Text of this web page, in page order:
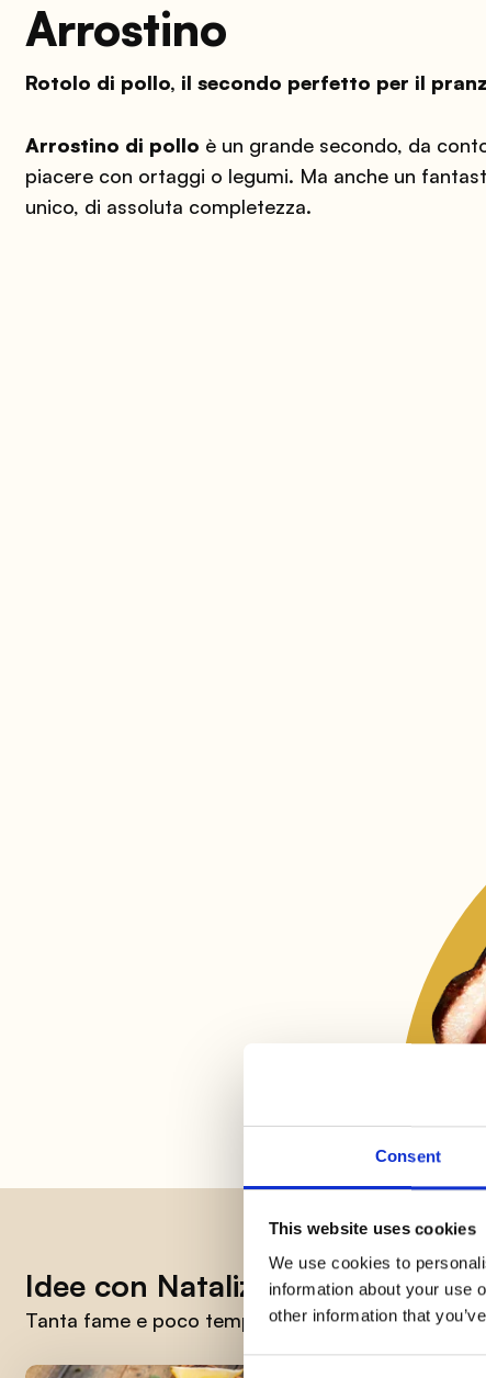
Consent
This website uses cookies
We use cookies to
information about your use
other information that
Consent
Arrostino
Rotolo di pollo, il secondo perfetto per il
Arrostino di pollo è un grande secondo, da
piacere con ortaggi o legumi. Ma anche un
unico, di assoluta completezza.
Idee con Natalizi
Tanta fame e poco tempo? Ecco una selezione